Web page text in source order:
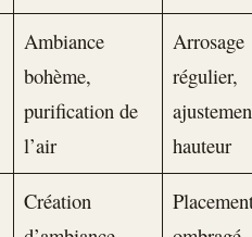
Ambiance
bohème,
purification de
l’air
Arrosage
régulier,
hauteur
Création